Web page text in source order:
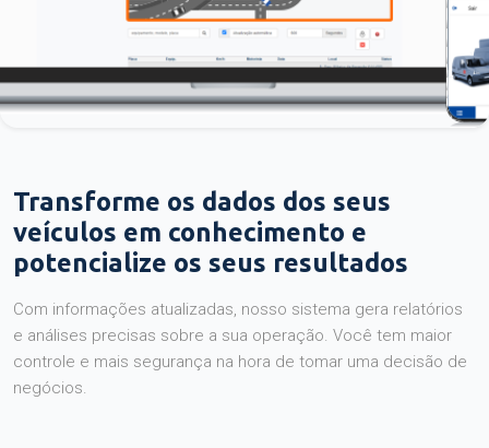
Transforme os dados dos seus
veículos em conhecimento e
potencialize os seus resultados
Com informações atualizadas, nosso sistema gera relatórios
e análises precisas sobre a sua operação. Você tem maior
controle e mais segurança na hora de tomar uma decisão de
negócios.